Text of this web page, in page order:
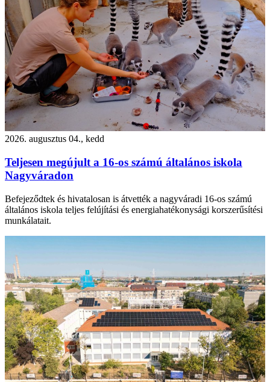
2026. augusztus 04., kedd
Teljesen megújult a 16-os számú általános iskola
Nagyváradon
Befejeződtek és hivatalosan is átvették a nagyváradi 16-os számú
általános iskola teljes felújítási és energiahatékonysági korszerűsítési
munkálatait.